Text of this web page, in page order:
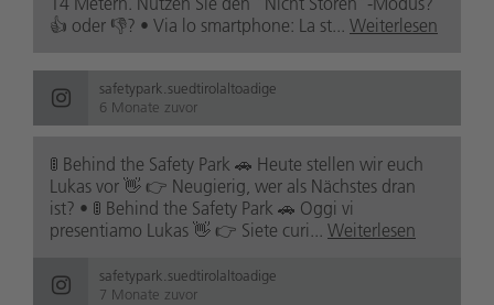
👍 oder 👎? • Via lo smartphone: La st... Weiterlesen
safetypark.suedtirolaltoadige
6 Monate zuvor
🚦 Behind the Safety Park 🚗 Heute stellen wir euch
Lukas vor 👋 👉 Neugierig, wer als Nächstes dran
ist? • 🚦 Behind the Safety Park 🚗 Oggi vi
presentiamo Lukas 👋 👉 Siete curi... Weiterlesen
safetypark.suedtirolaltoadige
7 Monate zuvor